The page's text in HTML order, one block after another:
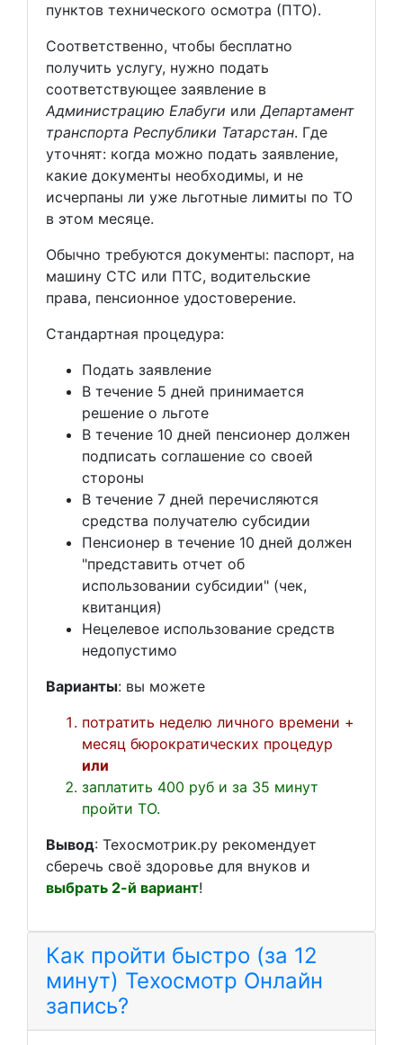
пунктов технического осмотра (ПТО).
Соответственно, чтобы бесплатно
получить услугу, нужно подать
соответствующее заявление в
Администрацию Елабуги илиДепартамент
транспорта Республики Татарстан. Где
уточнят: когда можно подать заявление,
какие документы необходимы, и не
исчерпаны ли уже льготные лимиты по ТО
в этом месяце.
Обычно требуются документы: паспорт, на
машину СТС или ПТС, водительские
права, пенсионное удостоверение.
Стандартная процедура:
Подать заявление
В течение 5 дней принимается
решение о льготе
В течение 10 дней пенсионер должен
подписать соглашение со своей
стороны
В течение 7 дней перечисляются
средства получателю субсидии
Пенсионер в течение 10 дней должен
"представить отчет об
использовании субсидии" (чек,
квитанция)
Нецелевое использование средств
недопустимо
Варианты: вы можете
потратить неделю личного времени +
месяц бюрократических процедур
или
заплатить 400 руб и за 35 минут
пройти ТО.
Вывод: Техосмотрик.ру рекомендует
сберечь своё здоровье для внуков и
выбрать 2-й вариант!
Как пройти быстро (за 12
минут) Техосмотр Онлайн
запись?